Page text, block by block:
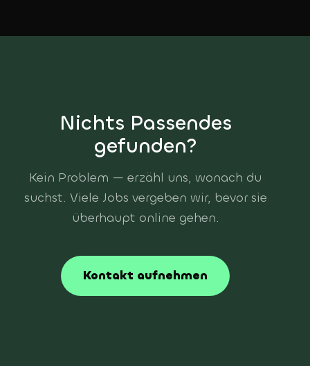
Nichts Passendes
gefunden?
Kein Problem — erzähl uns, wonach du
suchst. Viele Jobs vergeben wir, bevor sie
überhaupt online gehen.
Kontakt aufnehmen